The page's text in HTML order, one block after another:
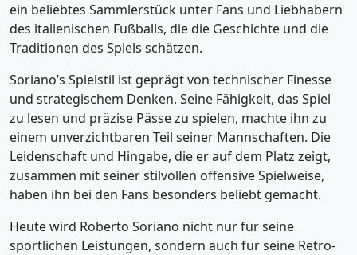
ein beliebtes Sammlerstück unter Fans und Liebhabern
des italienischen Fußballs, die die Geschichte und die
Traditionen des Spiels schätzen.
Soriano’s Spielstil ist geprägt von technischer Finesse
und strategischem Denken. Seine Fähigkeit, das Spiel
zu lesen und präzise Pässe zu spielen, machte ihn zu
einem unverzichtbaren Teil seiner Mannschaften. Die
Leidenschaft und Hingabe, die er auf dem Platz zeigt,
zusammen mit seiner stilvollen offensive Spielweise,
haben ihn bei den Fans besonders beliebt gemacht.
Heute wird Roberto Soriano nicht nur für seine
sportlichen Leistungen, sondern auch für seine Retro-